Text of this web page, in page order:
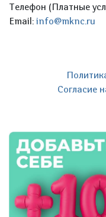
Телефон (Платные
Email: info@mknc.ru
Согласие